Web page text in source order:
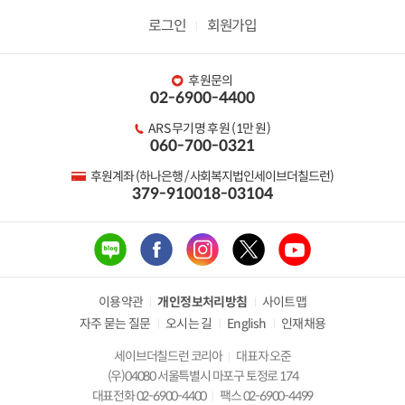
로그인 회원가입
후원문의
02-6900-4400
ARS 무기명 후원 (1만 원)
060-700-0321
후원계좌 (하나은행 / 사회복지법인세이브더칠드런)
379-910018-03104
이용약관 개인정보처리방침
사이트맵
자주 묻는 질문
오시는 길 English
인재채용
세이브더칠드런 코리아
대표자 오준
(우)04080 서울특별시 마포구 토정로 174
대표전화 02-6900-4400
팩스 02-6900-4499